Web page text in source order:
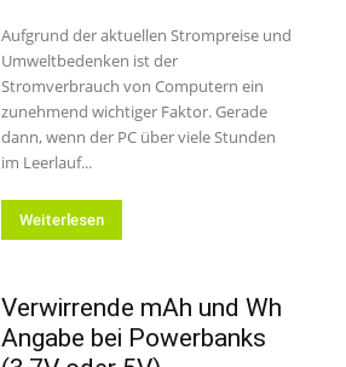
Aufgrund der aktuellen Strompreise und
Umweltbedenken ist der
Stromverbrauch von Computern ein
zunehmend wichtiger Faktor. Gerade
dann, wenn der PC über viele Stunden
im Leerlauf...
Weiterlesen
Verwirrende mAh und Wh
Angabe bei Powerbanks